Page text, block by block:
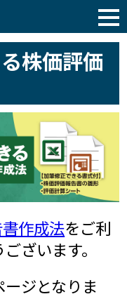
株価評価
作成法をご利
ざいます。
ジとなりま